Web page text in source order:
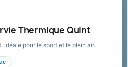
Thermique Quint
idéale pour le sport et le plein air.
Pub France